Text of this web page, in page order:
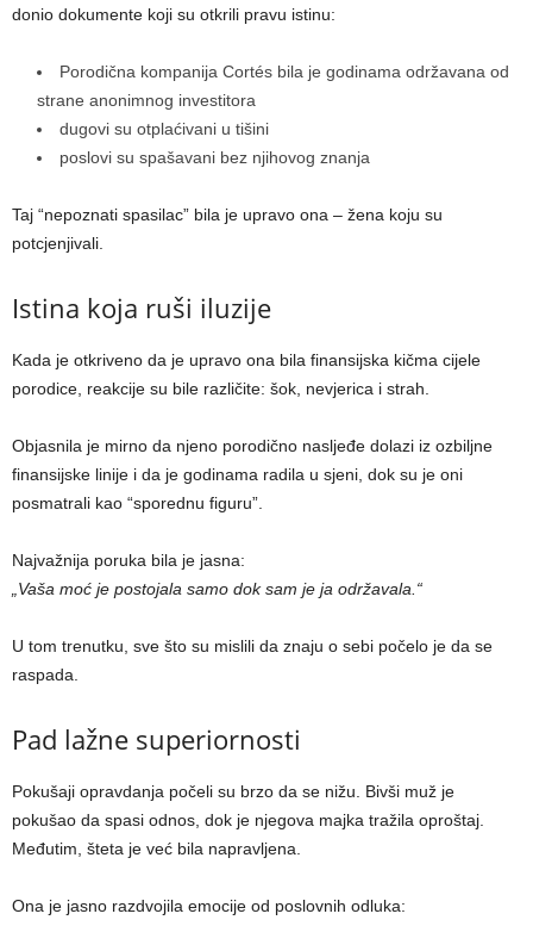
donio dokumente koji su otkrili pravu istinu:
Porodična kompanija Cortés bila je godinama održavana od
strane anonimnog investitora
dugovi su otplaćivani u tišini
poslovi su spašavani bez njihovog znanja
Taj “nepoznati spasilac” bila je upravo ona – žena koju su
potcjenjivali.
Istina koja ruši iluzije
Kada je otkriveno da je upravo ona bila finansijska kičma cijele
porodice, reakcije su bile različite: šok, nevjerica i strah.
Objasnila je mirno da njeno porodično nasljeđe dolazi iz ozbiljne
finansijske linije i da je godinama radila u sjeni, dok su je oni
posmatrali kao “sporednu figuru”.
Najvažnija poruka bila je jasna:
„Vaša moć je postojala samo dok sam je ja održavala.“
U tom trenutku, sve što su mislili da znaju o sebi počelo je da se
raspada.
Pad lažne superiornosti
Pokušaji opravdanja počeli su brzo da se nižu. Bivši muž je
pokušao da spasi odnos, dok je njegova majka tražila oproštaj.
Međutim, šteta je već bila napravljena.
Ona je jasno razdvojila emocije od poslovnih odluka: